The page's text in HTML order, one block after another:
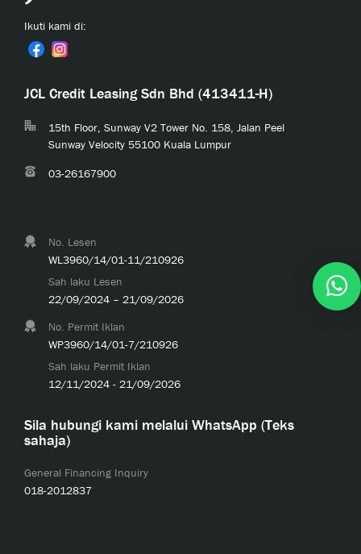
Ikuti kami di:
JCL Credit Leasing Sdn Bhd (413411-H)
15th Floor, Sunway V2 Tower No. 158, Jalan Peel
Sunway Velocity 55100 Kuala Lumpur
03-26167900
No. Lesen
WL3960/14/01-11/210926
Sah laku Lesen
22/09/2024 – 21/09/2026
No. Permit Iklan
WP3960/14/01-7/210926
Sah laku Permit Iklan
12/11/2024 - 21/09/2026
Sila hubungi kami melalui WhatsApp (Teks
sahaja)
General Financing Inquiry
018-2012837